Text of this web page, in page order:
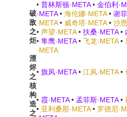
破
敌
之
炬
• 普林斯顿·META• 金伯利
·META• 海伦娜·META• 谢
·META• 威奇塔·META• 沙
• 声望·META• 扶桑·META•
• 隼鹰·META• 飞龙·META•
·META
湮
烬
之
核
• 旗风·META• 江风·META•
构
造
之
• 霞·META• 孟菲斯·META•
• 亚利桑那·META• 罗德尼